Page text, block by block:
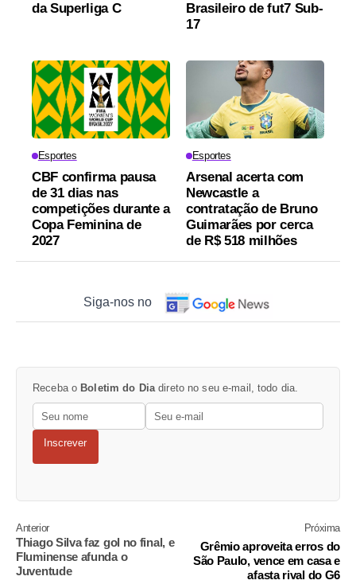
da Superliga C
Brasileiro de fut7 Sub-
17
Esportes
CBF confirma pausa
de 31 dias nas
competições durante a
Copa Feminina de
2027
Esportes
Arsenal acerta com
Newcastle a
contratação de Bruno
Guimarães por cerca
de R$ 518 milhões
Siga-nos no
Receba o Boletim do Dia direto no seu e-mail, todo dia.
Inscrever
Anterior
Thiago Silva faz gol no final, e
Fluminense afunda o
Juventude
Próxima
Grêmio aproveita erros do
São Paulo, vence em casa e
afasta rival do G6